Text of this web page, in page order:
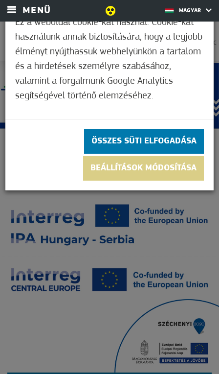
MENÜ MAGYAR
38,9°C
Ez a weboldal cookie-kat használ. Cookie-kat
használunk annak biztosítására, hogy a legjobb
élményt nyújthassuk webhelyünkön a tartalom
és a hirdetések személyre szabásához,
valamint a forgalmunk Google Analytics
segítségével történő elemzéséhez.
ÖSSZES SÜTI ELFOGADÁSA
BEÁLLÍTÁSOK MÓDOSÍTÁSA